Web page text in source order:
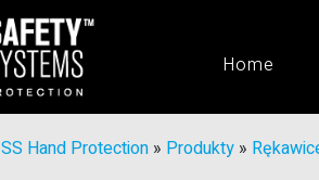
Home
SS Hand Protection » Produkty »